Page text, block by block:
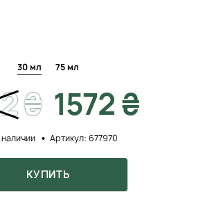
30 мл 75 мл
₴ 1572 ₴
Артикул: 677970
КУПИТЬ